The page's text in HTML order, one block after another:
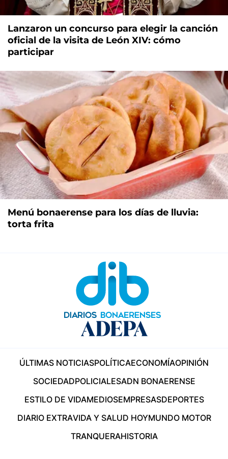
Lanzaron un concurso para elegir la canción
oficial de la visita de León XIV: cómo
participar
Menú bonaerense para los días de lluvia:
torta frita
ÚLTIMAS NOTICIASPOLÍTICAECONOMÍAOPINIÓN
SOCIEDADPOLICIALESADN BONAERENSE
ESTILO DE VIDAMEDIOSEMPRESASDEPORTES
DIARIO EXTRAVIDA Y SALUD HOYMUNDO MOTOR
TRANQUERAHISTORIA